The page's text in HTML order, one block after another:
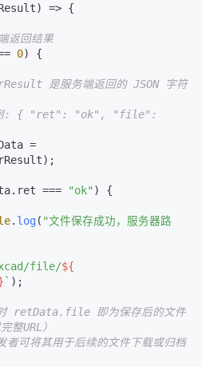
) => {
返回结果
0) {
是服务端返回的 JSON 字符
例: { "ret": "ok", "file":
ret === "ok" ) {
. log ( "文件保存成功，服务器路
file/${
` );
retData.file 即为保存后的文件
整URL）
可将其用于后续的文件下载或归档